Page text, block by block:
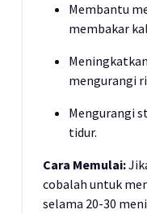
Membantu
membakar
mengurangi
Mengurangi
tidur.
Cara Memulai:
cobalah untuk
selama 20-30